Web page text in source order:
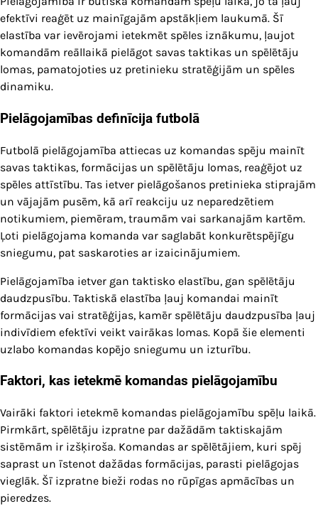
efektīvi reaģēt uz mainīgajām apstākļiem laukumā. Šī
elastība var ievērojami ietekmēt spēles iznākumu, ļaujot
komandām reāllaikā pielāgot savas taktikas un spēlētāju
lomas, pamatojoties uz pretinieku stratēģijām un spēles
dinamiku.
Pielāgojamības definīcija futbolā
Futbolā pielāgojamība attiecas uz komandas spēju mainīt
savas taktikas, formācijas un spēlētāju lomas, reaģējot uz
spēles attīstību. Tas ietver pielāgošanos pretinieka stiprajām
un vājajām pusēm, kā arī reakciju uz neparedzētiem
notikumiem, piemēram, traumām vai sarkanajām kartēm.
Ļoti pielāgojama komanda var saglabāt konkurētspējīgu
sniegumu, pat saskaroties ar izaicinājumiem.
Pielāgojamība ietver gan taktisko elastību, gan spēlētāju
daudzpusību. Taktiskā elastība ļauj komandai mainīt
formācijas vai stratēģijas, kamēr spēlētāju daudzpusība ļauj
indivīdiem efektīvi veikt vairākas lomas. Kopā šie elementi
uzlabo komandas kopējo sniegumu un izturību.
Faktori, kas ietekmē komandas pielāgojamību
Vairāki faktori ietekmē komandas pielāgojamību spēļu laikā.
Pirmkārt, spēlētāju izpratne par dažādām taktiskajām
sistēmām ir izšķiroša. Komandas ar spēlētājiem, kuri spēj
saprast un īstenot dažādas formācijas, parasti pielāgojas
vieglāk. Šī izpratne bieži rodas no rūpīgas apmācības un
pieredzes.